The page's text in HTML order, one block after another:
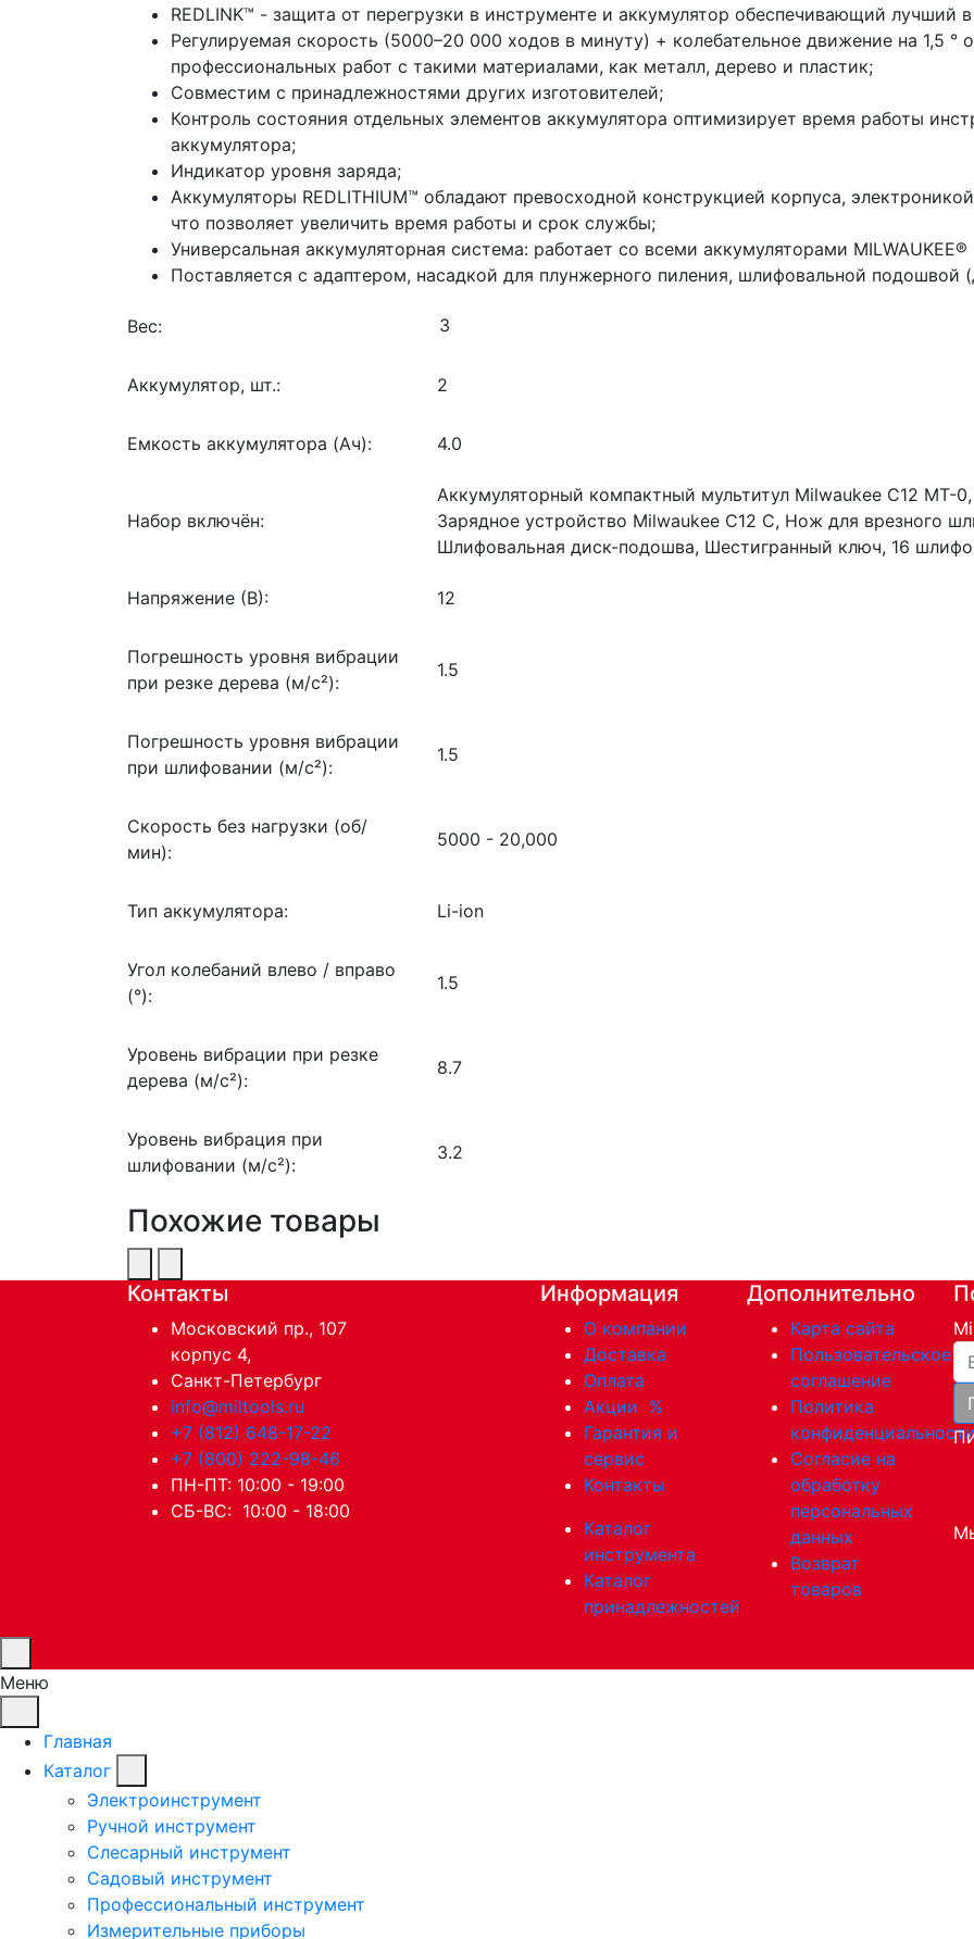
REDLINK™ - защита от перегрузки в инструменте и аккумулятор обеспечивающий лучший
Регулируемая скорость (5000–20 000 ходов в минуту) + колебательное движение на 1,5 °
профессиональных работ с такими материалами, как металл, дерево и пластик;
Совместим с принадлежностями других изготовителей;
Контроль состояния отдельных элементов аккумулятора оптимизирует время работы
аккумулятора;
Индикатор уровня заряда;
Аккумуляторы REDLITHIUM™ обладают превосходной конструкцией корпуса,
что позволяет увеличить время работы и срок службы;
Универсальная аккумуляторная система: работает со всеми аккумуляторами MILWAUKEE®
Поставляется с адаптером, насадкой для плунжерного пиления, шлифовальной
Вес:
Аккумулятор, шт.: 2
Емкость аккумулятора (Ач): 4.0
Набор включён:
Аккумуляторный компактный мультитул Milwaukee C12 MT-
Зарядное устройство Milwaukee C12 C, Нож для врезного
Шлифовальная диск-подошва, Шестигранный ключ, 16
Напряжение (В): 12
Погрешность уровня вибрации
при резке дерева (м/с²):
1.5
Погрешность уровня вибрации
при шлифовании (м/с²):
1.5
Скорость без нагрузки (об/
мин):
5000 - 20,000
Тип аккумулятора: Li-ion
Угол колебаний влево / вправо
(°):
1.5
Уровень вибрации при резке
дерева (м/с²):
8.7
Уровень вибрация при
шлифовании (м/с²):
3.2
Похожие товары
Контакты
Московский пр., 107
корпус 4,
Санкт-Петербург
info@miltools.ru
+7 (812) 648-17-22
+7 (800) 222-98-46
ПН-ПТ: 10:00 - 19:00
СБ-ВС: 10:00 - 18:00
Информация
О компании
Доставка
Оплата
Акции %
Гарантия и
сервис
Контакты
Каталог
инструмента
Каталог
принадлежностей
Дополнительно
Карта сайта
Пользовательское
соглашение
Политика
Согласие на
обработку
персональных
данных
Возврат
товаров
Меню
Главная
Каталог
Электроинструмент
Ручной инструмент
Слесарный инструмент
Садовый инструмент
Профессиональный инструмент
Измерительные приборы